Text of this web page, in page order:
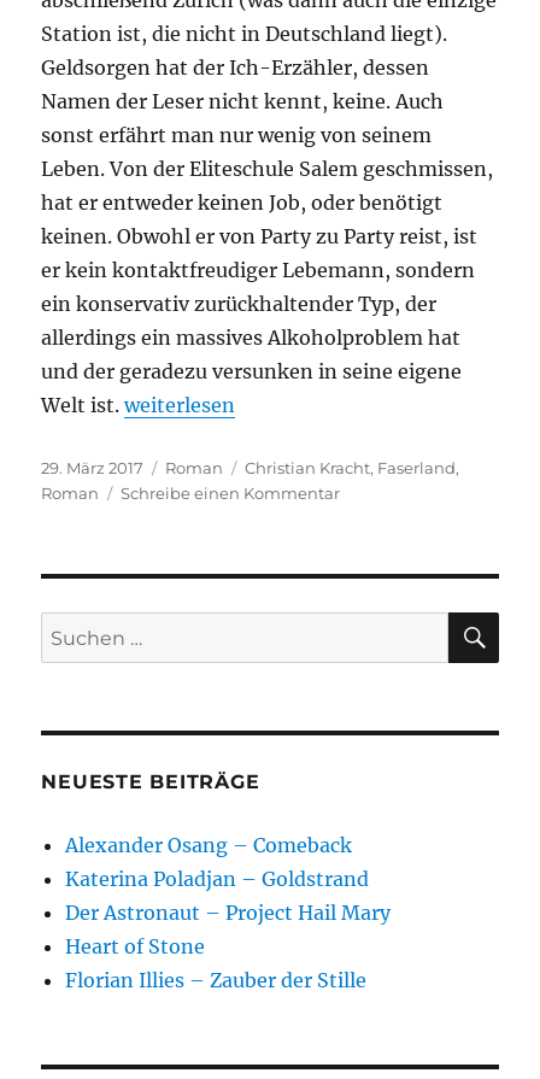
Station ist, die nicht in Deutschland liegt).
Geldsorgen hat der Ich-Erzähler, dessen
Namen der Leser nicht kennt, keine. Auch
sonst erfährt man nur wenig von seinem
Leben. Von der Eliteschule Salem geschmissen,
hat er entweder keinen Job, oder benötigt
keinen. Obwohl er von Party zu Party reist, ist
er kein kontaktfreudiger Lebemann, sondern
ein konservativ zurückhaltender Typ, der
allerdings ein massives Alkoholproblem hat
und der geradezu versunken in seine eigene
Welt ist.„Christian Kracht – Faserland“
weiterlesen
Veröffentlicht
am
29. März 2017 Kategorien
Roman Schlagwörter
Christian Kracht, Faserland,
Roman
Schreibe einen Kommentarzu
Suchen
nach:
NEUESTE BEITRÄGE
Alexander Osang – Comeback
Katerina Poladjan – Goldstrand
Der Astronaut – Project Hail Mary
Heart of Stone
Florian Illies – Zauber der Stille